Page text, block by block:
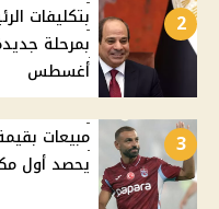
2
بتكليفات
أغسطس
3
يحصد أول